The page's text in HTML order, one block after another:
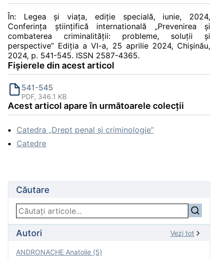
În: Legea și viața, ediție specială, iunie, 2024,
Conferinţa ştiinţifică internatională „Prevenirea şi
combaterea criminalităţii: probleme, soluţii şi
perspective” Ediția a VI-a, 25 aprilie 2024, Chișinău,
2024, p. 541-545. ISSN 2587-4365.
Fișierele din acest articol
541-545
PDF, 346.1 KB
Acest articol apare în următoarele colecții
Catedra „Drept penal și criminologie”
Catedre
Căutare
Autori Vezi tot
ANDRONACHE Anatolie (5)